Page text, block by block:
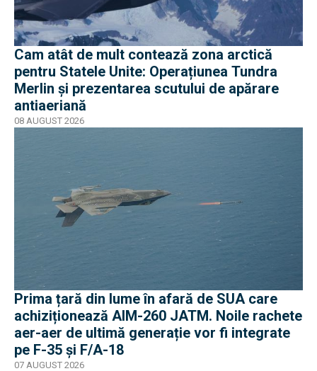
Cam atât de mult contează zona arctică
pentru Statele Unite: Operațiunea Tundra
Merlin şi prezentarea scutului de apărare
antiaeriană
08 AUGUST 2026
Prima țară din lume în afară de SUA care
achiziționează AIM-260 JATM. Noile rachete
aer-aer de ultimă generație vor fi integrate
pe F-35 și F/A-18
07 AUGUST 2026